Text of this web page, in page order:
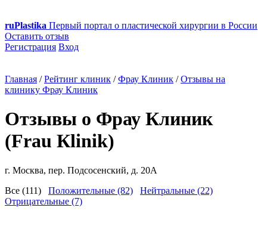
ruPlastika Первый портал о пластической хирургии в России
Оставить отзыв
Регистрация Вход
Главная / Рейтинг клиник / Фрау Клиник / Отзывы на
клинику Фрау Клиник
Отзывы о Фрау Клиник
(Frau Кlinik)
г. Москва, пер. Подсосенский, д. 20А
Все (111) Положительные (82)
Нейтральные (22)
Отрицательные (7)